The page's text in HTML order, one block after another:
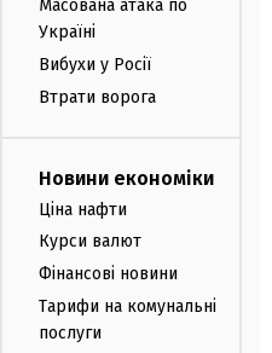
Масована атака по
Україні
Вибухи у Росії
Втрати ворога
Новини економіки
Ціна нафти
Курси валют
Фінансові новини
Тарифи на комунальні
послуги